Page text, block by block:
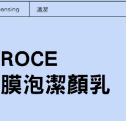
個別帳號之用戶狀況，依本公司即
不足之情形，本公司將視審查結果
訊註冊。若發現惡意使用之情形，